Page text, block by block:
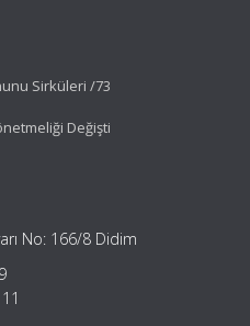
Sirküleri /73
Değişti
No: 166/8 Didim